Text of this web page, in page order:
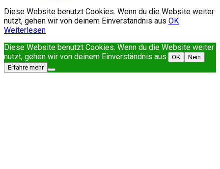
Diese Website benutzt Cookies. Wenn du die Website weiter
nutzt, gehen wir von deinem Einverständnis aus OK
Weiterlesen
Diese Website benutzt Cookies. Wenn du die Website weiter
nutzt, gehen wir von deinem Einverständnis aus. OK
Nein
Erfahre mehr